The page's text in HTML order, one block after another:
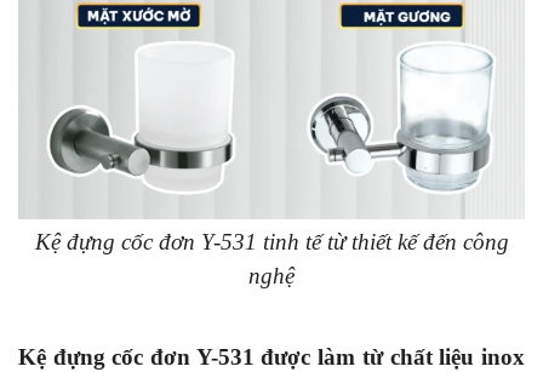
Kệ đựng cốc đơn Y-531 tinh tế từ thiết kế đến công
nghệ
Kệ đựng cốc đơn Y-531 được làm từ chất liệu inox